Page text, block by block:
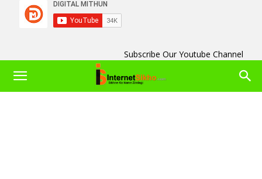
Subscribe Our Youtube Channel